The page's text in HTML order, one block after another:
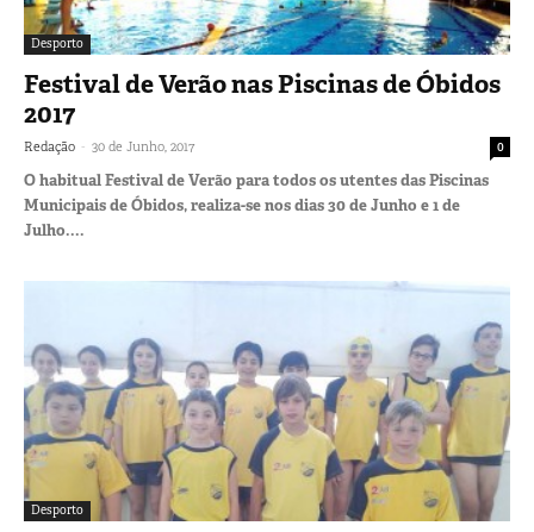
Desporto
Festival de Verão nas Piscinas de Óbidos
2017
Redação - 30 de Junho, 2017 0
O habitual Festival de Verão para todos os utentes das Piscinas
Municipais de Óbidos, realiza-se nos dias 30 de Junho e 1 de
Julho....
Desporto